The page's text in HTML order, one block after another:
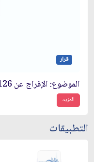
قرار
الموضوع: الإفراج عن 126 سجيناً
المزيد
التطبيقات